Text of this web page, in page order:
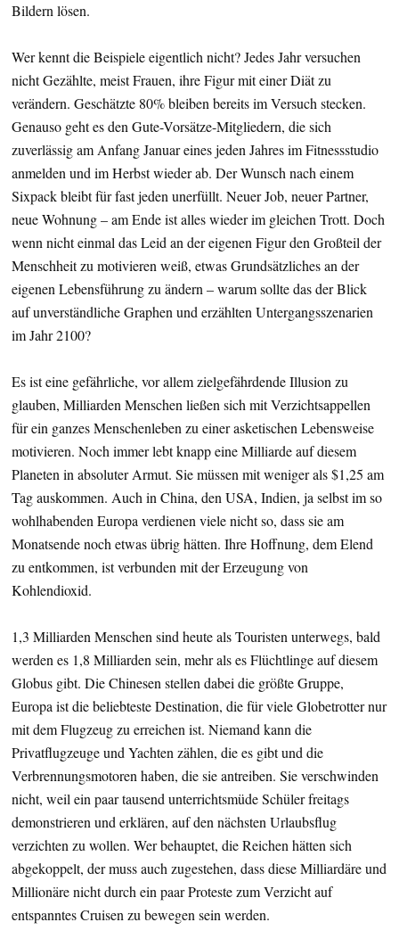
Bildern lösen.
Wer kennt die Beispiele eigentlich nicht? Jedes Jahr versuchen
nicht Gezählte, meist Frauen, ihre Figur mit einer Diät zu
verändern. Geschätzte 80% bleiben bereits im Versuch stecken.
Genauso geht es den Gute-Vorsätze-Mitgliedern, die sich
zuverlässig am Anfang Januar eines jeden Jahres im Fitnessstudio
anmelden und im Herbst wieder ab. Der Wunsch nach einem
Sixpack bleibt für fast jeden unerfüllt. Neuer Job, neuer Partner,
neue Wohnung – am Ende ist alles wieder im gleichen Trott. Doch
wenn nicht einmal das Leid an der eigenen Figur den Großteil der
Menschheit zu motivieren weiß, etwas Grundsätzliches an der
eigenen Lebensführung zu ändern – warum sollte das der Blick
auf unverständliche Graphen und erzählten Untergangsszenarien
im Jahr 2100?
Es ist eine gefährliche, vor allem zielgefährdende Illusion zu
glauben, Milliarden Menschen ließen sich mit Verzichtsappellen
für ein ganzes Menschenleben zu einer asketischen Lebensweise
motivieren. Noch immer lebt knapp eine Milliarde auf diesem
Planeten in absoluter Armut. Sie müssen mit weniger als $1,25 am
Tag auskommen. Auch in China, den USA, Indien, ja selbst im so
wohlhabenden Europa verdienen viele nicht so, dass sie am
Monatsende noch etwas übrig hätten. Ihre Hoffnung, dem Elend
zu entkommen, ist verbunden mit der Erzeugung von
Kohlendioxid.
1,3 Milliarden Menschen sind heute als Touristen unterwegs, bald
werden es 1,8 Milliarden sein, mehr als es Flüchtlinge auf diesem
Globus gibt. Die Chinesen stellen dabei die größte Gruppe,
Europa ist die beliebteste Destination, die für viele Globetrotter nur
mit dem Flugzeug zu erreichen ist. Niemand kann die
Privatflugzeuge und Yachten zählen, die es gibt und die
Verbrennungsmotoren haben, die sie antreiben. Sie verschwinden
nicht, weil ein paar tausend unterrichtsmüde Schüler freitags
demonstrieren und erklären, auf den nächsten Urlaubsflug
verzichten zu wollen. Wer behauptet, die Reichen hätten sich
abgekoppelt, der muss auch zugestehen, dass diese Milliardäre und
Millionäre nicht durch ein paar Proteste zum Verzicht auf
entspanntes Cruisen zu bewegen sein werden.